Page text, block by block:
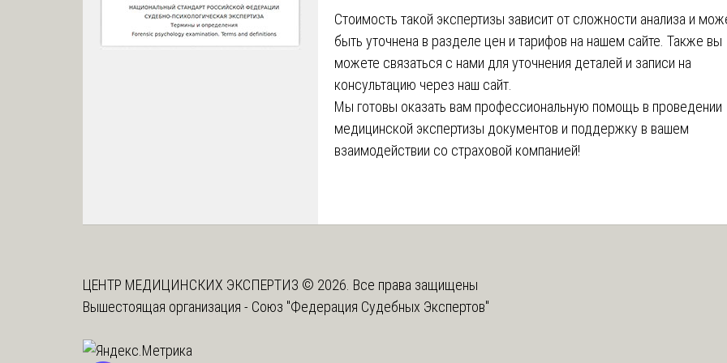
Стоимость такой экспертизы зависит от сложности анализа и
быть уточнена в разделе цен и тарифов на нашем сайте. Также вы
можете связаться с нами для уточнения деталей и записи на
консультацию через наш сайт.
Мы готовы оказать вам профессиональную помощь в проведении
медицинской экспертизы документов и поддержку в вашем
взаимодействии со страховой компанией!
ЦЕНТР МЕДИЦИНСКИХ ЭКСПЕРТИЗ © 2026. Все права защищены
Вышестоящая организация - Союз "Федерация Судебных Экспертов"